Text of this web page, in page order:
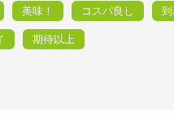
美味！ コスパ良し
期待以上